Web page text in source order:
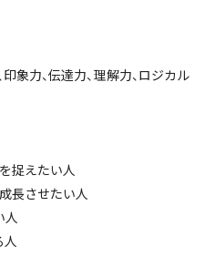
象力、伝達力、理解力、ロジカル
捉えたい人
長させたい人
人
人